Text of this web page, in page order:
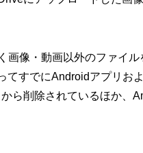
画像・動画以外のファイ
てすでにAndroidアプリお
ら削除されているほか、